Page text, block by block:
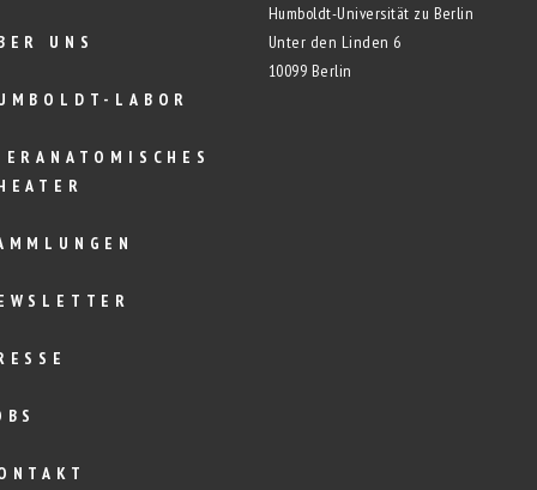
UNS
LABOR
Humboldt-Universität zu Berlin
Unter den Linden 6
10099 Berlin